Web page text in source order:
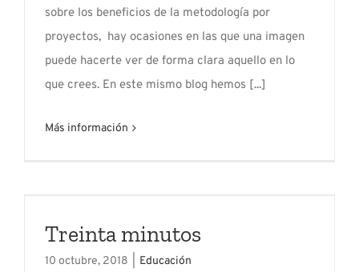
sobre los beneficios de la metodología por
proyectos, hay ocasiones en las que una imagen
puede hacerte ver de forma clara aquello en lo
que crees. En este mismo blog hemos [...]
Más información
Treinta minutos
10 octubre, 2018 Educación